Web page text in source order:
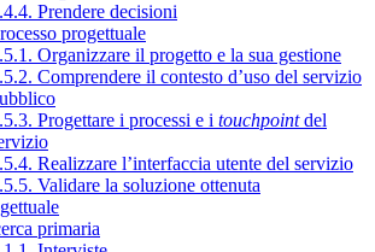
Prendere decisioni
progettuale
Organizzare il progetto e la sua gestione
Comprendere il contesto d’uso del servizio
Progettare i processi e i touchpointdel
Realizzare l’interfaccia utente del servizio
Validare la soluzione ottenuta
primaria